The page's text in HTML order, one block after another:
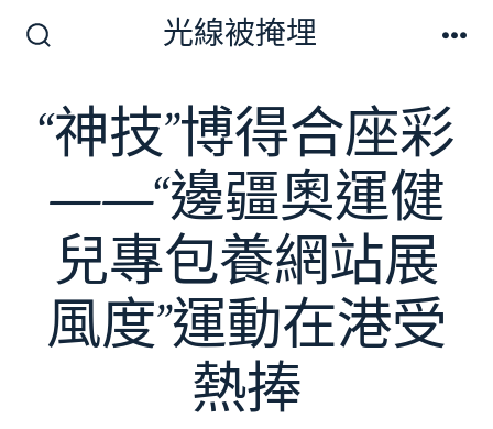
換
開
光線被掩埋
“神技”博得合座彩
——“邊疆奧運健
兒專包養網站展
風度”運動在港受
熱捧